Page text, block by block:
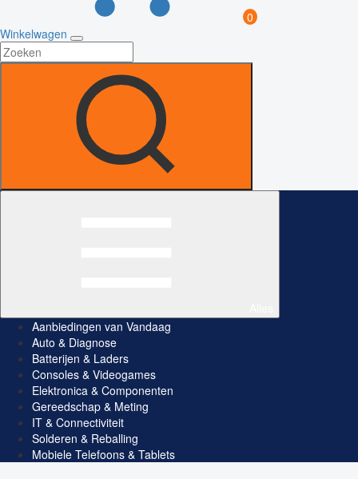
0
Winkelwagen
Aanbiedingen van Vandaag
Auto & Diagnose
Batterijen & Laders
Consoles & Videogames
Elektronica & Componenten
Gereedschap & Meting
IT & Connectiviteit
Solderen & Reballing
Mobiele Telefoons & Tablets